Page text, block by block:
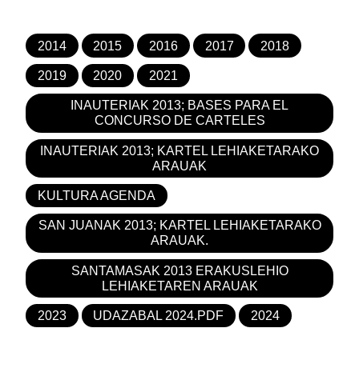
2014 2015 2016 2017 2018
2019 2020 2021
INAUTERIAK 2013; BASES PARA EL
CONCURSO DE CARTELES
INAUTERIAK 2013; KARTEL LEHIAKETARAKO
ARAUAK
KULTURA AGENDA
SAN JUANAK 2013; KARTEL LEHIAKETARAKO
ARAUAK.
SANTAMASAK 2013 ERAKUSLEHIO
LEHIAKETAREN ARAUAK
2023 UDAZABAL 2024.PDF 2024